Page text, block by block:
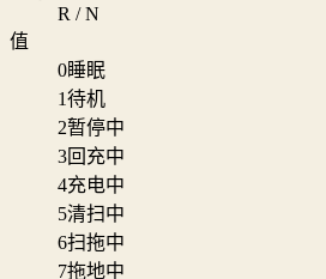
R / N
值
0睡眠
1待机
2暂停中
3回充中
4充电中
5清扫中
6扫拖中
7拖地中